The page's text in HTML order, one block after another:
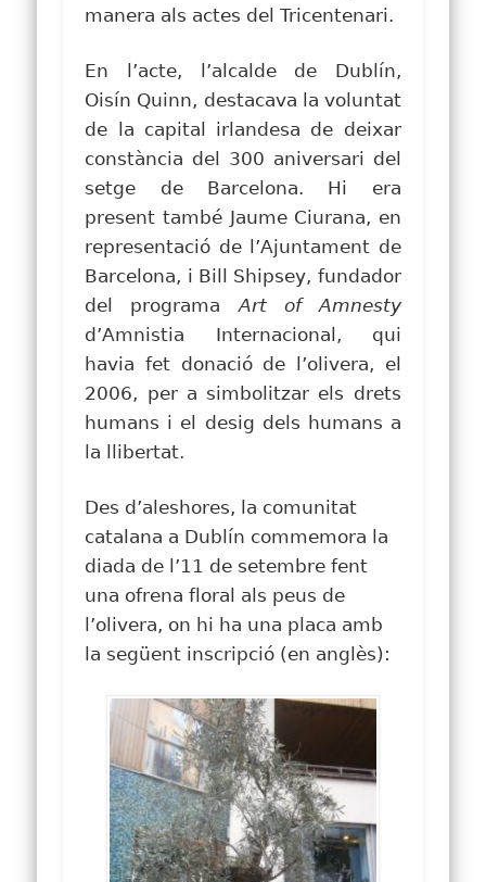
manera als actes del Tricentenari.
En l’acte, l’alcalde de Dublín,
Oisín Quinn, destacava la voluntat
de la capital irlandesa de deixar
constància del 300 aniversari del
setge de Barcelona. Hi era
present també Jaume Ciurana, en
representació de l’Ajuntament de
Barcelona, i Bill Shipsey, fundador
del programaArt of Amnesty
d’Amnistia Internacional, qui
havia fet donació de l’olivera, el
2006, per a simbolitzar els drets
humans i el desig dels humans a
la llibertat.
Des d’aleshores, la comunitat
catalana a Dublín commemora la
diada de l’11 de setembre fent
una ofrena floral als peus de
l’olivera, on hi ha una placa amb
la següent inscripció (en anglès):